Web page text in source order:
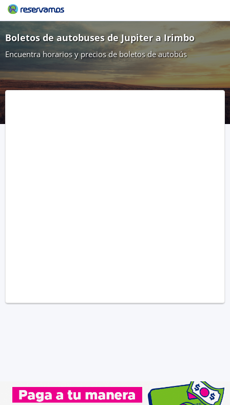
Boletos de autobuses de Jupiter a Irimbo
Encuentra horarios y precios de boletos de autobús